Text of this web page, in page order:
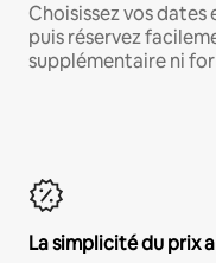
Choisissez vos
puis réservez
supplémentaire ni
La simplicité du prix